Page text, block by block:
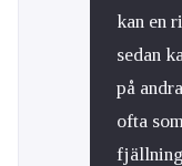
kan en
sedan
på
ofta